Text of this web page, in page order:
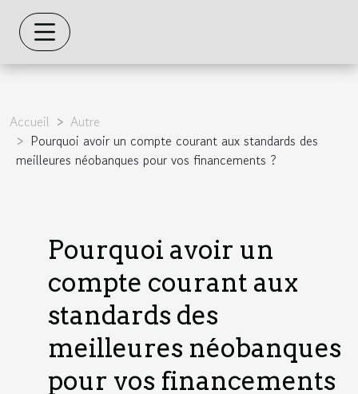
Accueil
Autre
Pourquoi avoir un compte courant aux standards des
meilleures néobanques pour vos financements ?
Pourquoi avoir un
compte courant aux
standards des
meilleures néobanques
pour vos financements